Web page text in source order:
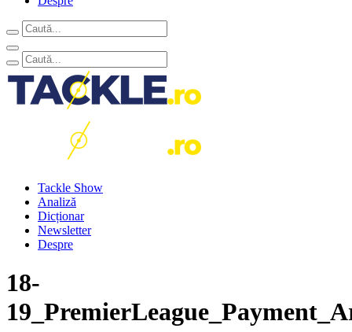
Tackle Show
Analiză
Dicționar
Newsletter
Despre
18-